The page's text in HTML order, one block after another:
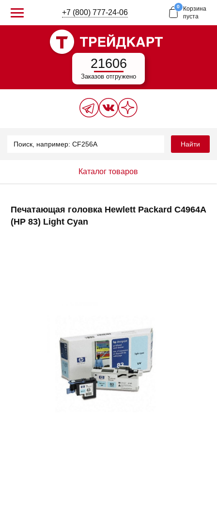
+7 (800) 777-24-06
0
Корзина
пуста
21606
Заказов отгружено
Найти
Каталог товаров
Печатающая головка Hewlett Packard C4964A
(HP 83) Light Cyan